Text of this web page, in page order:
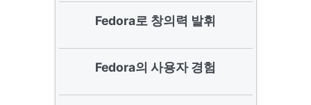
Fedora로 창의력 발휘
Fedora의 사용자 경험